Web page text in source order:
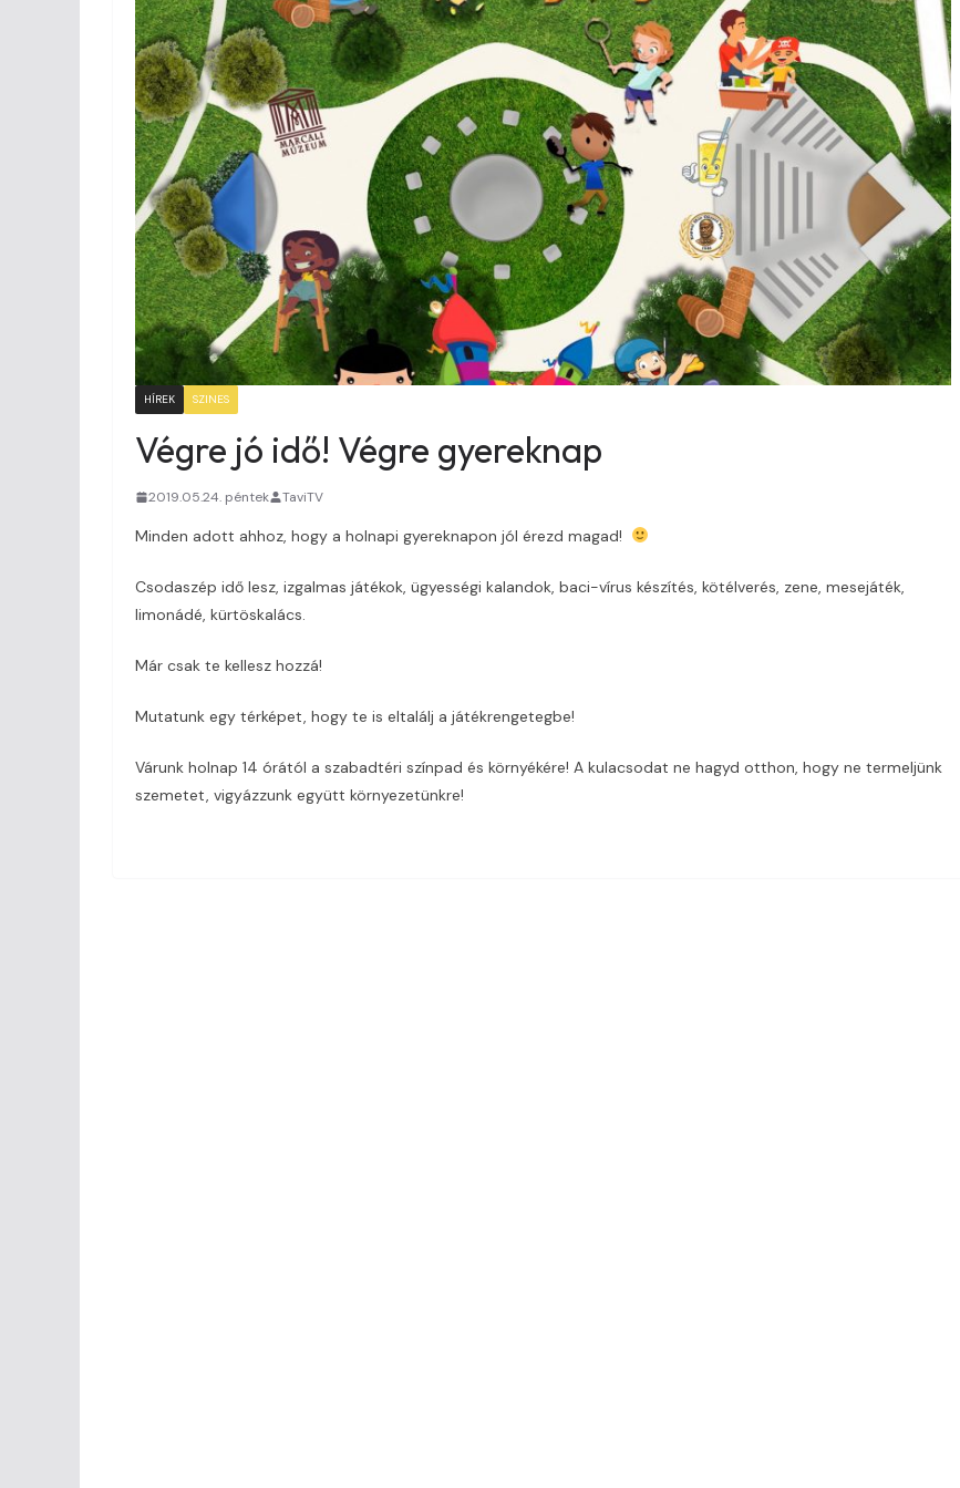
HÍREK SZINES
Végre jó idő! Végre gyereknap
2019.05.24. péntek TaviTV
Minden adott ahhoz, hogy a holnapi gyereknapon jól érezd magad!
Csodaszép idő lesz, izgalmas játékok, ügyességi kalandok, baci-vírus készítés, kötélverés, zene, mesejáték,
limonádé, kürtöskalács.
Már csak te kellesz hozzá!
Mutatunk egy térképet, hogy te is eltalálj a játékrengetegbe!
Várunk holnap 14 órától a szabadtéri színpad és környékére! A kulacsodat ne hagyd otthon, hogy ne termeljünk
szemetet, vigyázzunk együtt környezetünkre!